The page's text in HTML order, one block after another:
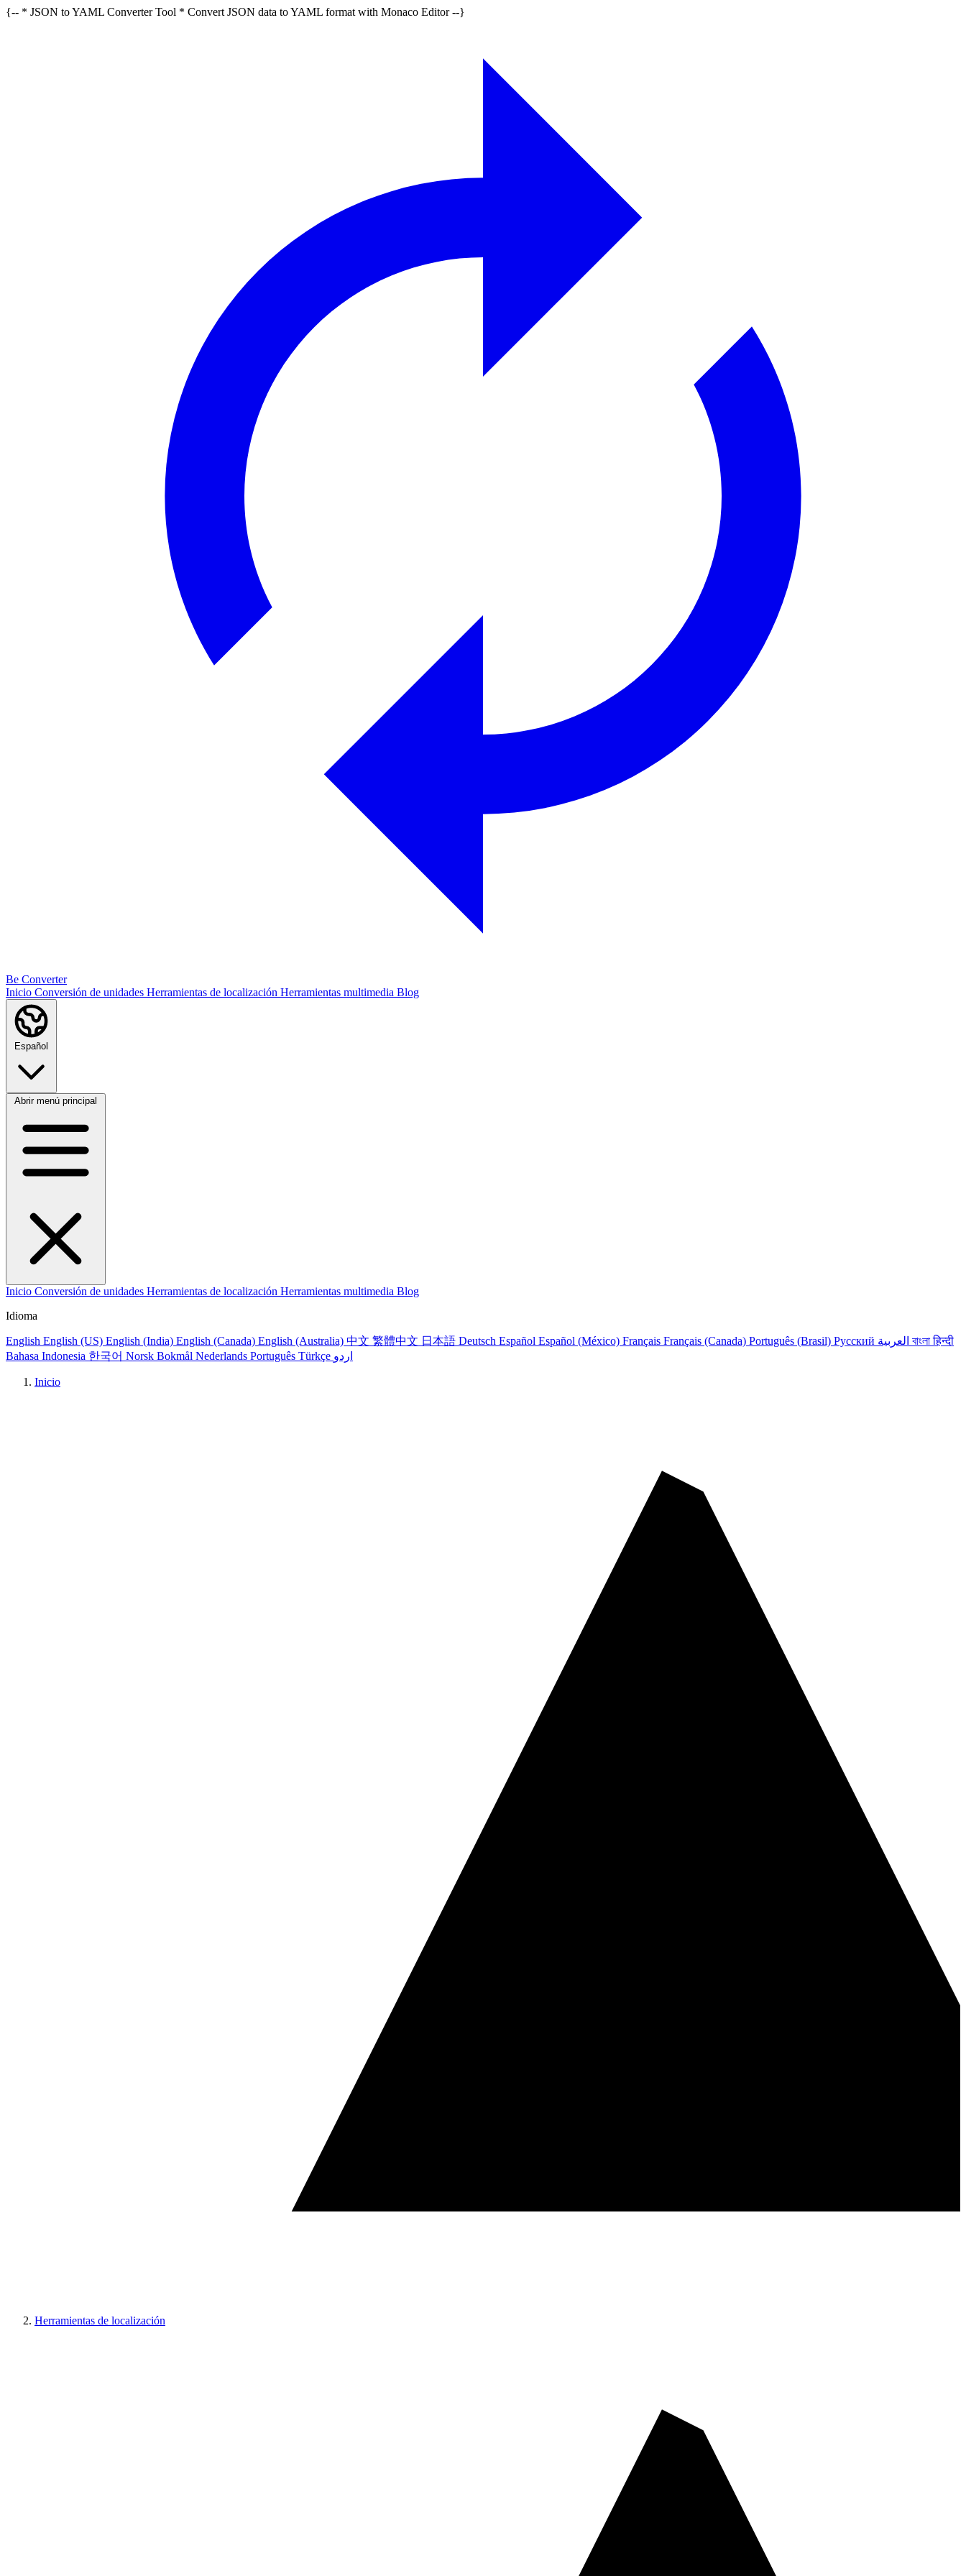
{-- * JSON to YAML Converter Tool * Convert JSON data to YAML format with Monaco Editor --}
Be Converter
Inicio Conversión de unidades Herramientas de localización Herramientas multimedia Blog
Español
Abrir menú principal
Inicio Conversión de unidades Herramientas de localización Herramientas multimedia Blog
Idioma
English English (US) English (India) English (Canada) English (Australia) 中文 繁體中文 日本語 Deutsch Español Español (México) Français Français (Canada) Português (Brasil) Русский বাংলাहिन्दी
Bahasa Indonesia 한국어 Norsk Bokmål Nederlands Português Türkçe اردو
Inicio
Herramientas de localización